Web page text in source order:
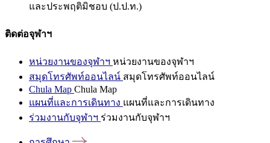
และประพฤติมิชอบ (ป.ป.ท.)
ติดต่อจุฬาฯ
หน่วยงานของจุฬาฯ หน่วยงานของจุฬาฯ
สมุดโทรศัพท์ออนไลน์ สมุดโทรศัพท์ออนไลน์
Chula Map Chula Map
แผนที่และการเดินทาง แผนที่และการเดินทาง
ร่วมงานกับจุฬาฯ ร่วมงานกับจุฬาฯ